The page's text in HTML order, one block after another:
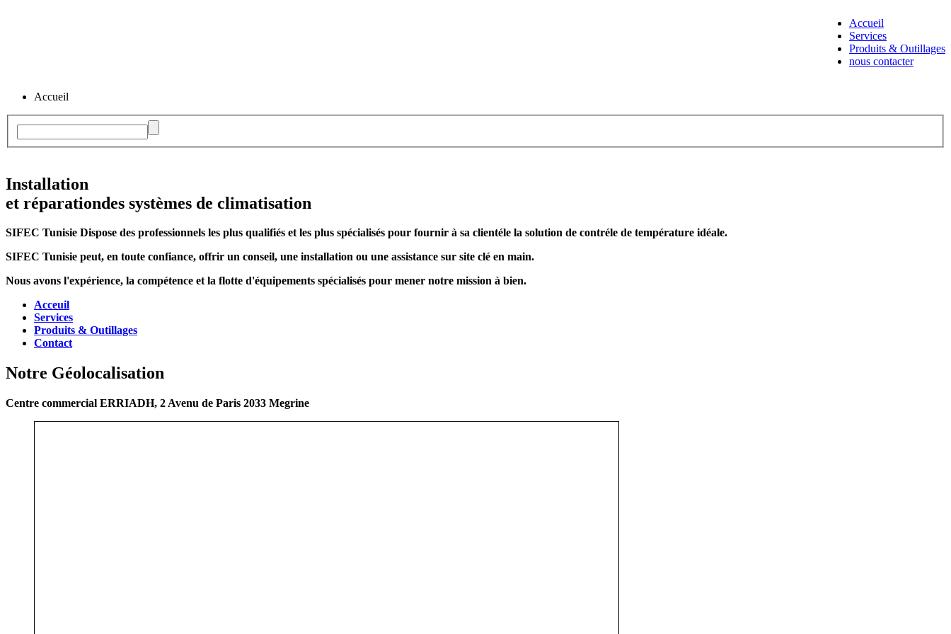
Accueil
Services
Produits & Outillages
nous contacter
Accueil
Installation
et réparationdes systèmes de climatisation
SIFEC Tunisie Dispose des professionnels les plus qualifiés et les plus spécialisés pour fournir à sa clientéle la solution de contréle de température idéale.
SIFEC Tunisie peut, en toute confiance, offrir un conseil, une installation ou une assistance sur site clé en main.
Nous avons l'expérience, la compétence et la flotte d'équipements spécialisés pour mener notre mission à bien.
Acceuil
Services
Produits & Outillages
Contact
Notre Géolocalisation
Centre commercial ERRIADH, 2 Avenu de Paris 2033 Megrine